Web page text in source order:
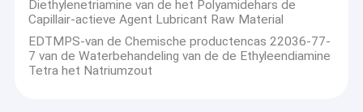
Organische Peroxydeinitiatiefnemers
Textiel die Helpers verven
Diethylenetriamine van de het Polyamidehars de
Capillair-actieve Agent Lubricant Raw Material
EDTMPS-van de Chemische productencas 22036-77-
7 van de Waterbehandeling van de de Ethyleendiamine
Tetra het Natriumzout
klanten in binnen- en buitenland gevormd. Oprecht om een
prettig wederzijds vertrouwen op te bouwen, is het behulpzame,
win-win, en op de toegevoegde waarde duurzame
vennootschap wat wij om samen met u bereiken te groeien!